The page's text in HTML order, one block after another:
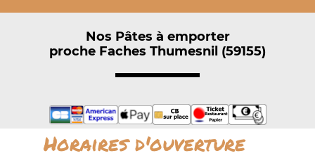
Nos Pâtes à emporter
proche Faches Thumesnil (59155)
Horaires d'ouverture